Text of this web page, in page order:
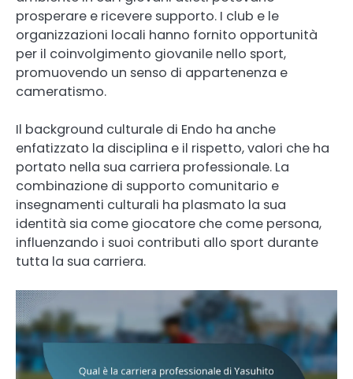
prosperare e ricevere supporto. I club e le
organizzazioni locali hanno fornito opportunità
per il coinvolgimento giovanile nello sport,
promuovendo un senso di appartenenza e
cameratismo.
Il background culturale di Endo ha anche
enfatizzato la disciplina e il rispetto, valori che ha
portato nella sua carriera professionale. La
combinazione di supporto comunitario e
insegnamenti culturali ha plasmato la sua
identità sia come giocatore che come persona,
influenzando i suoi contributi allo sport durante
tutta la sua carriera.